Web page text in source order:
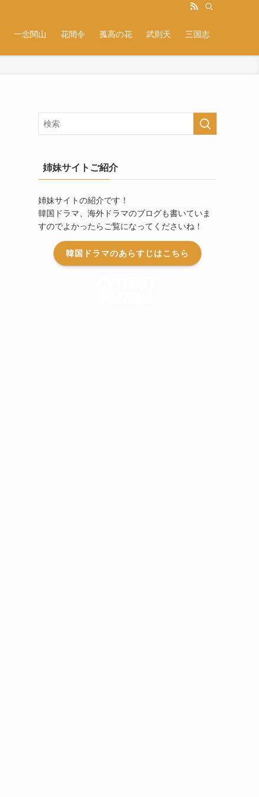
一念関山 花間令 孤高の花 武則天 三国志
姉妹サイトご紹介
姉妹サイトの紹介です！
韓国ドラマ、海外ドラマのブログも書いていま
すのでよかったらご覧になってくださいね！
韓国ドラマのあらすじはこちら